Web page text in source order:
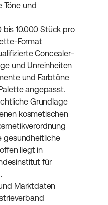
Töne und
bis 10.000 Stück pro
Format
Concealer-
und Unreinheiten
und Farbtöne
angepasst.
Grundlage
kosmetischen
gesundheitliche
liegt in
für
.
Marktdaten